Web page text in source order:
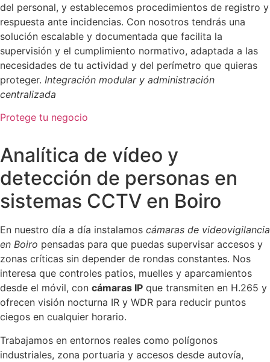
del personal, y establecemos procedimientos de registro y
respuesta ante incidencias. Con nosotros tendrás una
solución escalable y documentada que facilita la
supervisión y el cumplimiento normativo, adaptada a las
necesidades de tu actividad y del perímetro que quieras
proteger. Integración modular y administración
centralizada
Protege tu negocio
Analítica de vídeo y
detección de personas en
sistemas CCTV en Boiro
En nuestro día a día instalamos cámaras de videovigilancia
en Boiro pensadas para que puedas supervisar accesos y
zonas críticas sin depender de rondas constantes. Nos
interesa que controles patios, muelles y aparcamientos
desde el móvil, con cámaras IP que transmiten en H.265 y
ofrecen visión nocturna IR y WDR para reducir puntos
ciegos en cualquier horario.
Trabajamos en entornos reales como polígonos
industriales, zona portuaria y accesos desde autovía,